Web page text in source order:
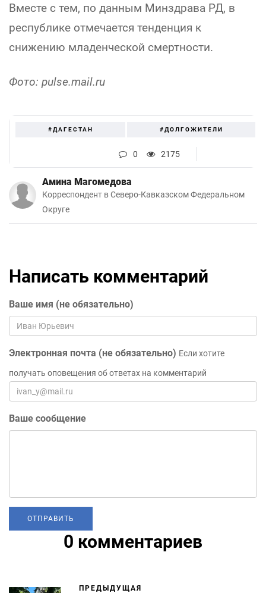
Вместе с тем, по данным Минздрава РД, в
республике отмечается тенденция к
снижению младенческой смертности.
Фото: pulse.mail.ru
#ДАГЕСТАН #ДОЛГОЖИТЕЛИ
0 2175
Амина Магомедова
Корреспондент в Северо-Кавказском Федеральном
Округе
Написать комментарий
Ваше имя (не обязательно)
Электронная почта (не обязательно) Если хотите
получать оповещения об ответах на комментарий
Ваше сообщение
0 комментариев
ПРЕДЫДУЩАЯ